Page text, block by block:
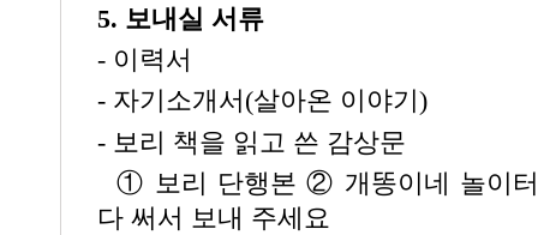
5. 보내실 서류
- 이력서
- 자기소개서(살아온 이야기)
- 보리 책을 읽고 쓴 감상문
① 보리 단행본 ② 개똥이네 놀이
다 써서 보내 주세요